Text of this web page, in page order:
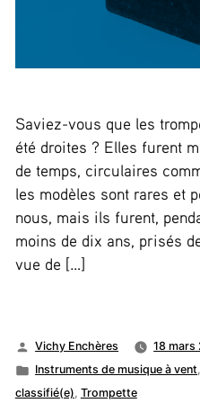
Saviez-vous que les
été droites ? Elles furent
de temps, circulaires
les modèles sont rares et
nous, mais ils furent,
moins de dix ans, prisés
vue de […]
Publié
par
Vichy Enchères
18 mars
Publié
dans
Instruments de musique à vent,
classifié(e), Trompette